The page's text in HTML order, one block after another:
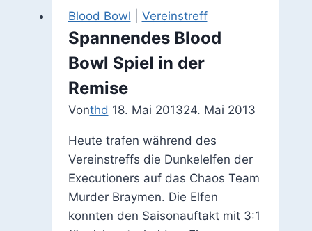
Call
for
Teams
Blood Bowl Vereinstreff
Spannendes Blood
Bowl Spiel in der
Remise
Vonthd 18. Mai 201324. Mai 2013
Heute trafen während des
Vereinstreffs die Dunkelelfen der
Executioners auf das Chaos Team
Murder Braymen. Die Elfen
konnten den Saisonauftakt mit 3:1